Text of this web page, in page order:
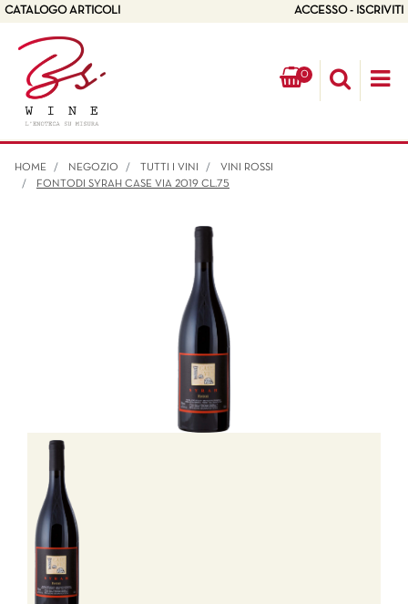
CATALOGO ARTICOLI ACCESSO - ISCRIVITI
0
HOME NEGOZIO TUTTI I VINI
VINI ROSSI
FONTODI SYRAH CASE VIA 2019 CL.75